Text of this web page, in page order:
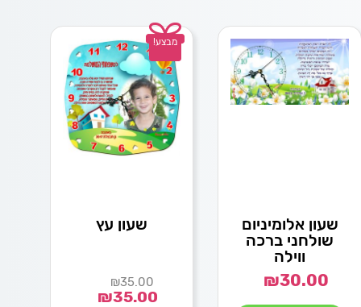
שעון אלומיניום
שולחני ברכה
ווילה
₪30.00
מבצע!
שעון עץ
₪35.00
₪35.00